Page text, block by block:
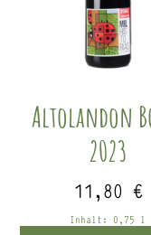
Altolandon
2023
11,80 €
Inhalt: 0,75 l